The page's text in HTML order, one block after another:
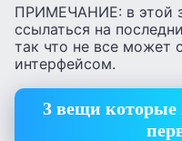
ПРИМЕЧАНИЕ: в этой
ссылаться на
так что не все может
интерфейсом.
3 вещи которые